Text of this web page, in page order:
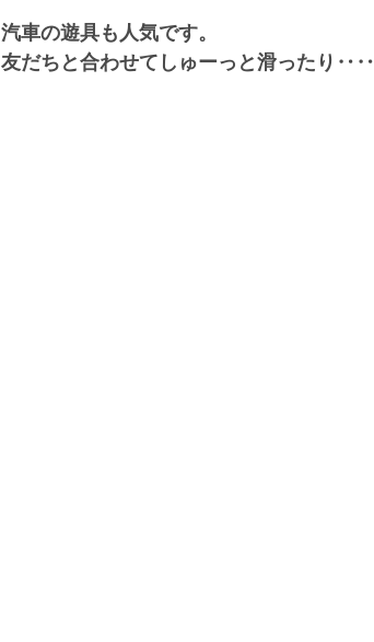
汽車の遊具も人気です。
友だちと合わせてしゅーっと滑ったり‥‥